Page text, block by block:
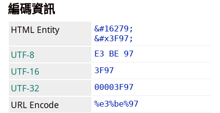
編碼資訊
HTML Entity
&#16279;
&#x3F97;
UTF-8 E3 BE 97
UTF-16 3F97
UTF-32 00003F97
URL Encode %e3%be%97